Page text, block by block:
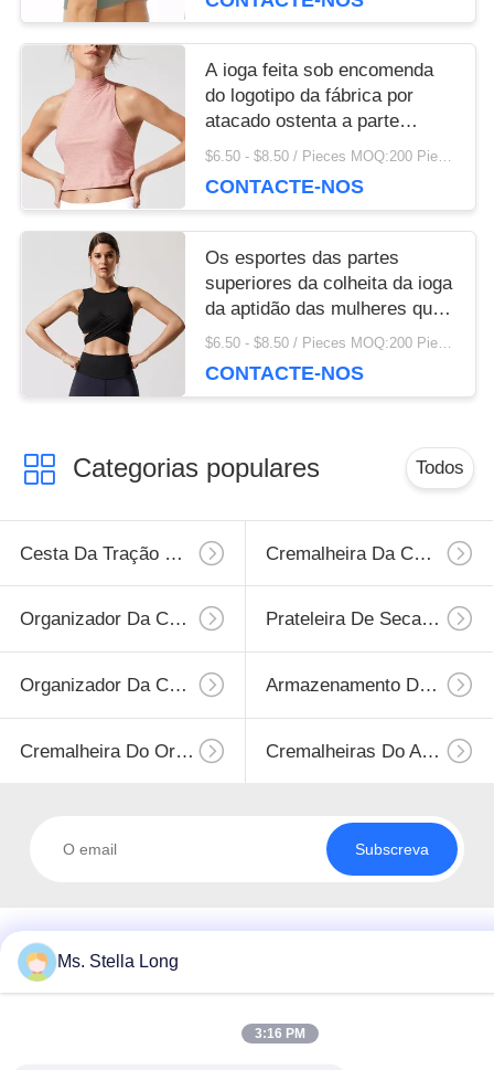
A ioga feita sob encomenda
do logotipo da fábrica por
atacado ostenta a parte
superior da colheita, camiseta$6.50 - $8.50 / Pieces MOQ:200 Piece / Pieces
CONTACTE-NOS
Os esportes das partes
superiores da colheita da ioga
da aptidão das mulheres que
treinam a veste vestem a
do Gym
$6.50 - $8.50 / Pieces MOQ:200 Piece / Pieces
CONTACTE-NOS
Categorias populares Todos
Cesta Da Tração Da Cozinha Cremalheira Da Cozinha Da Parede
Organizador Da Casa Da Cozinha Prateleira De Secagem Do Prato
Organizador Da Cozinha Armazenamento De Aço Inoxidável
Cremalheira Do Organizador Da Cozinha Cremalheiras Do Armazenamento Da Cozinha
Subscreva
Ms. Stella Long
3:16 PM